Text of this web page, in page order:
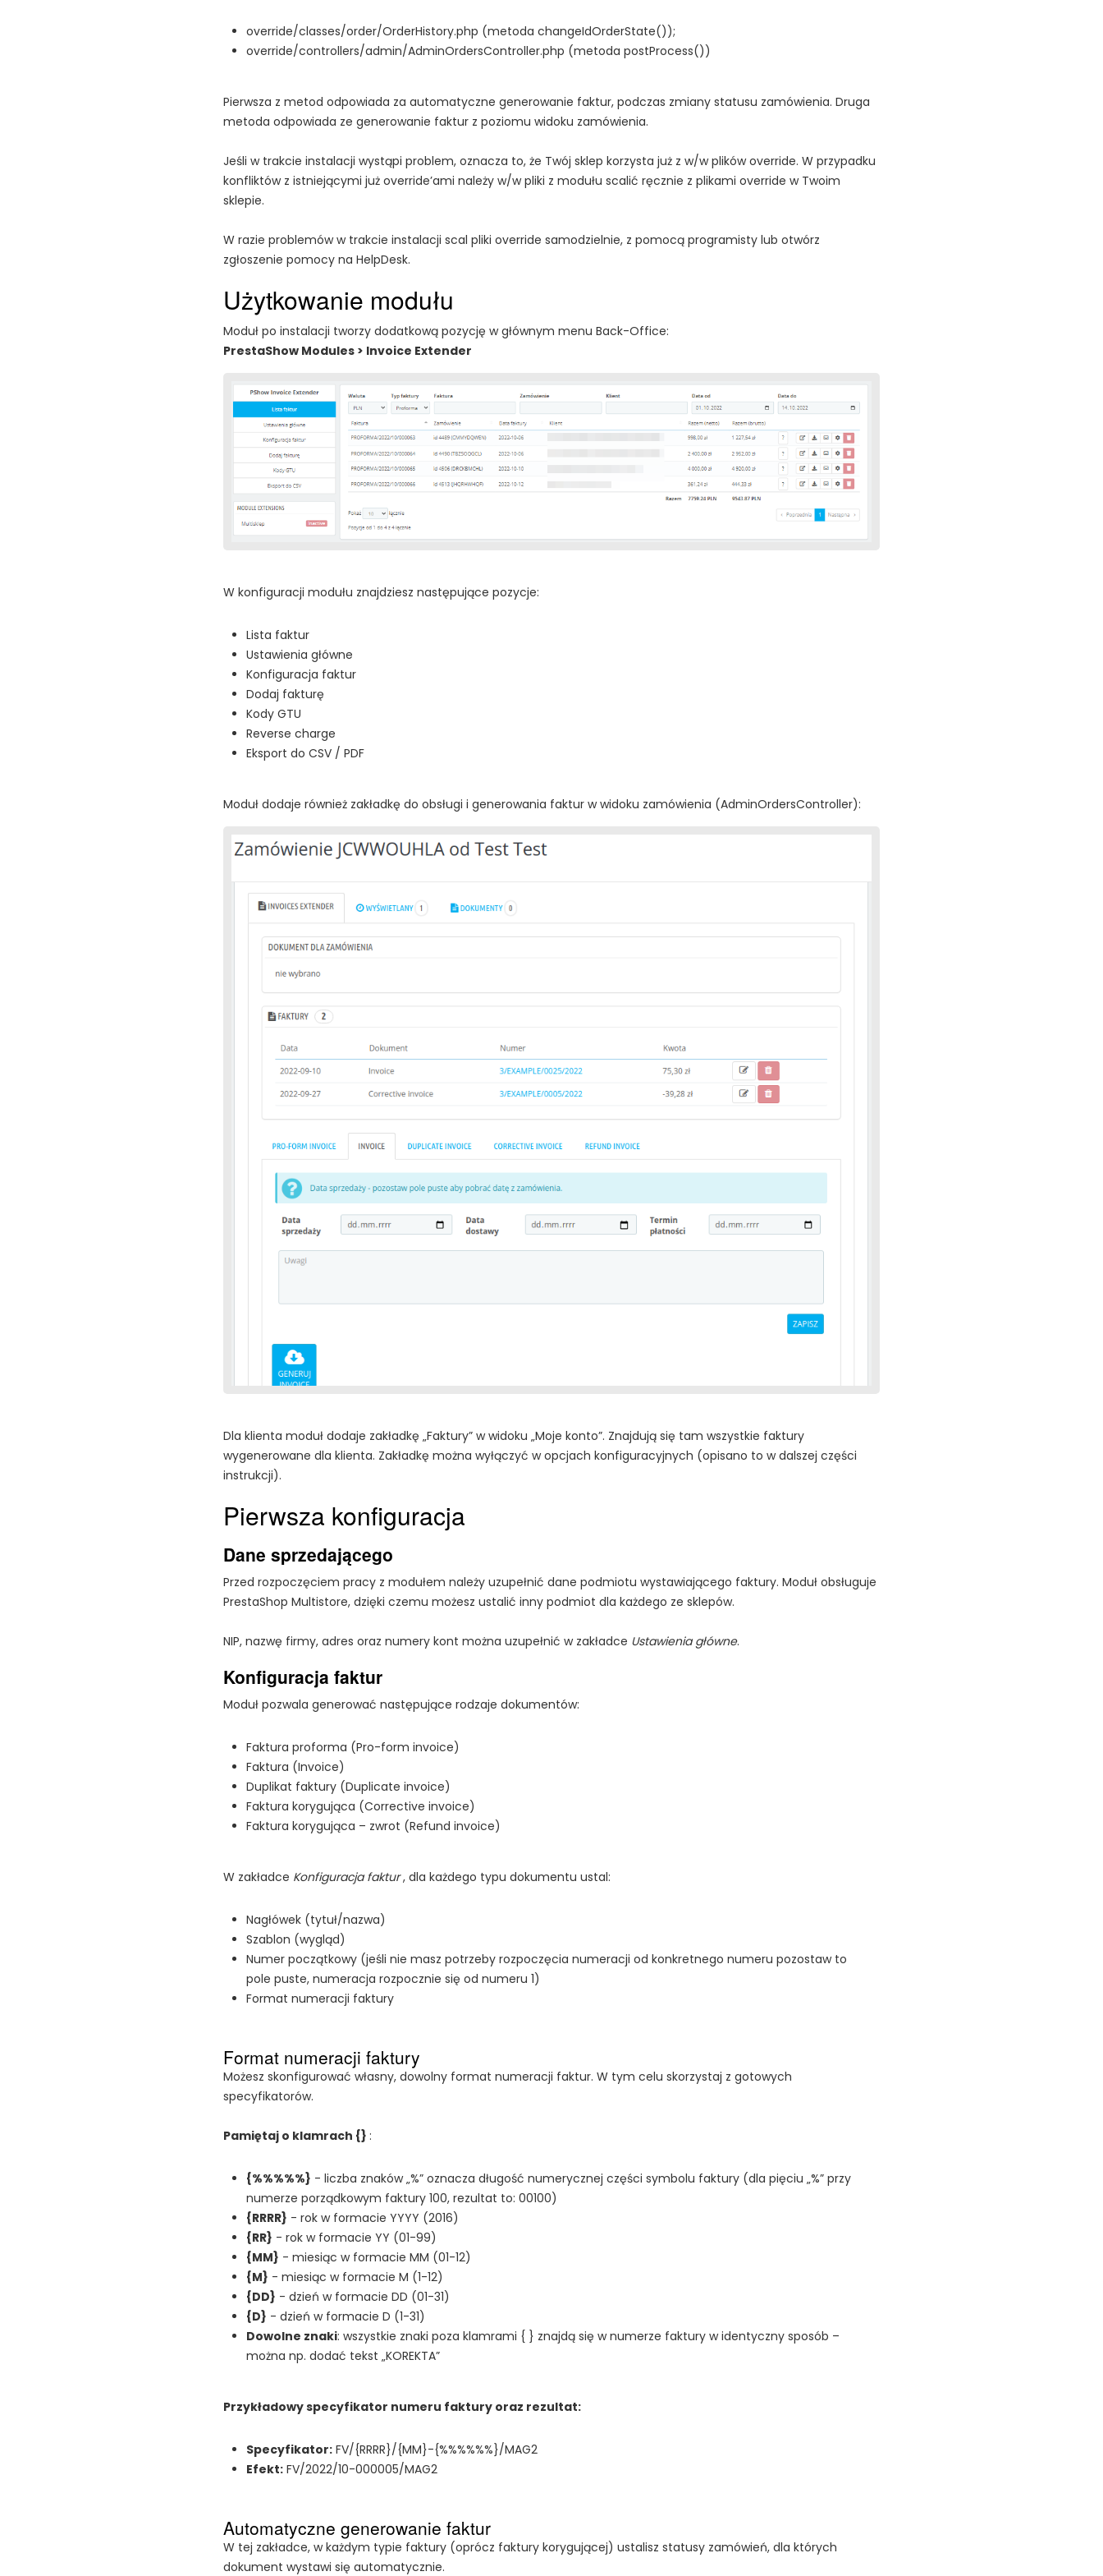
override/classes/order/OrderHistory.php (metoda changeIdOrderState());
override/controllers/admin/AdminOrdersController.php (metoda postProcess())
Pierwsza z metod odpowiada za automatyczne generowanie faktur, podczas zmiany statusu zamówienia. Druga
metoda odpowiada ze generowanie faktur z poziomu widoku zamówienia.
Jeśli w trakcie instalacji wystąpi problem, oznacza to, że Twój sklep korzysta już z w/w plików override. W przypadku
konfliktów z istniejącymi już override’ami należy w/w pliki z modułu scalić ręcznie z plikami override w Twoim
sklepie.
W razie problemów w trakcie instalacji scal pliki override samodzielnie, z pomocą programisty lub otwórz
zgłoszenie pomocy na HelpDesk.
Użytkowanie modułu
Moduł po instalacji tworzy dodatkową pozycję w głównym menu Back-Office:
PrestaShow Modules > Invoice Extender
W konfiguracji modułu znajdziesz następujące pozycje:
Lista faktur
Ustawienia główne
Konfiguracja faktur
Dodaj fakturę
Kody GTU
Reverse charge
Eksport do CSV / PDF
Moduł dodaje również zakładkę do obsługi i generowania faktur w widoku zamówienia (AdminOrdersController):
Dla klienta moduł dodaje zakładkę „Faktury” w widoku „Moje konto”. Znajdują się tam wszystkie faktury
wygenerowane dla klienta. Zakładkę można wyłączyć w opcjach konfiguracyjnych (opisano to w dalszej części
instrukcji).
Pierwsza konfiguracja
Dane sprzedającego
Przed rozpoczęciem pracy z modułem należy uzupełnić dane podmiotu wystawiającego faktury. Moduł obsługuje
PrestaShop Multistore, dzięki czemu możesz ustalić inny podmiot dla każdego ze sklepów.
NIP, nazwę firmy, adres oraz numery kont można uzupełnić w zakładce Ustawienia główne.
Konfiguracja faktur
Moduł pozwala generować następujące rodzaje dokumentów:
Faktura proforma (Pro-form invoice)
Faktura (Invoice)
Duplikat faktury (Duplicate invoice)
Faktura korygująca (Corrective invoice)
Faktura korygująca – zwrot (Refund invoice)
W zakładce Konfiguracja faktur, dla każdego typu dokumentu ustal:
Nagłówek (tytuł/nazwa)
Szablon (wygląd)
Numer początkowy (jeśli nie masz potrzeby rozpoczęcia numeracji od konkretnego numeru pozostaw to
pole puste, numeracja rozpocznie się od numeru 1)
Format numeracji faktury
Format numeracji faktury
Możesz skonfigurować własny, dowolny format numeracji faktur. W tym celu skorzystaj z gotowych
specyfikatorów.
Pamiętaj o klamrach {} :
{%%%%%} - liczba znaków „%” oznacza długość numerycznej części symbolu faktury (dla pięciu „%” przy
numerze porządkowym faktury 100, rezultat to: 00100)
{RRRR} - rok w formacie YYYY (2016)
{RR} - rok w formacie YY (01-99)
{MM} - miesiąc w formacie MM (01-12)
{M} - miesiąc w formacie M (1-12)
{DD} - dzień w formacie DD (01-31)
{D} - dzień w formacie D (1-31)
Dowolne znaki: wszystkie znaki poza klamrami { } znajdą się w numerze faktury w identyczny sposób –
można np. dodać tekst „KOREKTA”
Przykładowy specyfikator numeru faktury oraz rezultat:
Specyfikator: FV/{RRRR}/{MM}-{%%%%%%}/MAG2
Efekt: FV/2022/10-000005/MAG2
Automatyczne generowanie faktur
W tej zakładce, w każdym typie faktury (oprócz faktury korygującej) ustalisz statusy zamówień, dla których
dokument wystawi się automatycznie.